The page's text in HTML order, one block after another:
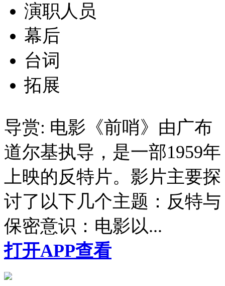
演职人员
幕后
台词
拓展
导赏: 电影《前哨》由广布
道尔基执导，是一部1959年
上映的反特片。影片主要探
讨了以下几个主题：反特与
保密意识：电影以...
打开APP查看